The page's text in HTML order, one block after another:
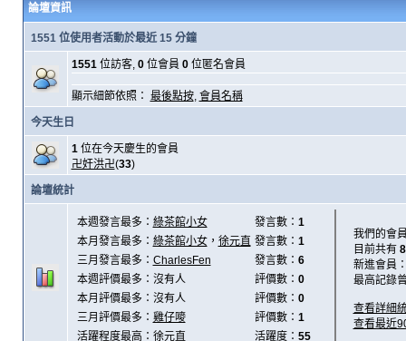
論壇資訊
1551 位使用者活動於最近 15 分鐘
1551位訪客, 0位會員 0位匿名會員
顯示細節依照： 最後點按, 會員名稱
今天生日
1位在今天慶生的會員
卍奸洪卍(33)
論壇統計
本週發言最多： 綠茶館小女 發言數： 1
本月發言最多： 綠茶館小女， 徐元直 發言數： 1
三月發言最多： CharlesFen 發言數： 6
本週評價最多：沒有人
評價數： 0
本月評價最多：沒有人
評價數： 0
三月評價最多： 雞仔嘜 評價數： 1
活躍程度最高： 徐元直 活躍度： 55
我們的會
目前共有
新進會員
最高記錄
查看詳細
查看最近